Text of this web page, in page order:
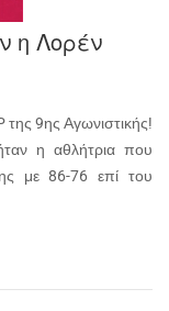
η Λορέν
της 9ης Αγωνιστικής!
η αθλήτρια που
με 86-76 επί του